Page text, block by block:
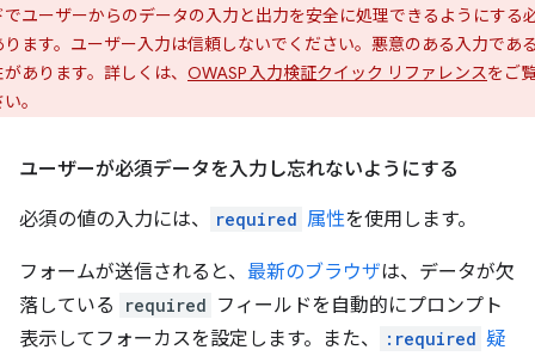
でユーザーからのデータの入力と出力を安全に処理できるようにする
ります。ユーザー入力は信頼しないでください。悪意のある入力であ
あります。詳しくは、 OWASP 入力検証クイック リファレンスをご
。
ユーザーが必須データを入力し忘れないようにする
必須の値の入力には、 required 属性を使用します。
フォームが送信されると、 最新のブラウザは、データが欠
落している
required フィールドを自動的にプロンプト
表示してフォーカスを設定します。また、
:required 疑